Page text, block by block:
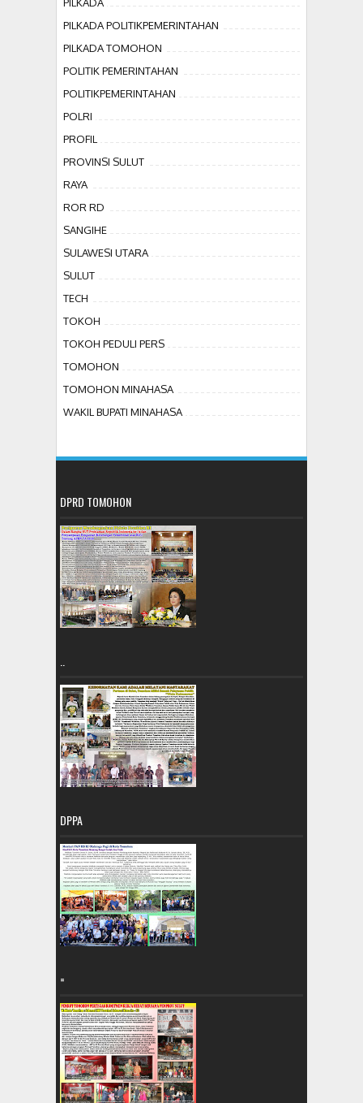
PILKADA POLITIKPEMERINTAHAN
PILKADA TOMOHON
POLITIK PEMERINTAHAN
POLITIKPEMERINTAHAN
POLRI
PROFIL
PROVINSI SULUT
RAYA
ROR RD
SANGIHE
SULAWESI UTARA
SULUT
TECH
TOKOH
TOKOH PEDULI PERS
TOMOHON
TOMOHON MINAHASA
WAKIL BUPATI MINAHASA
DPRD TOMOHON
DPPA
=